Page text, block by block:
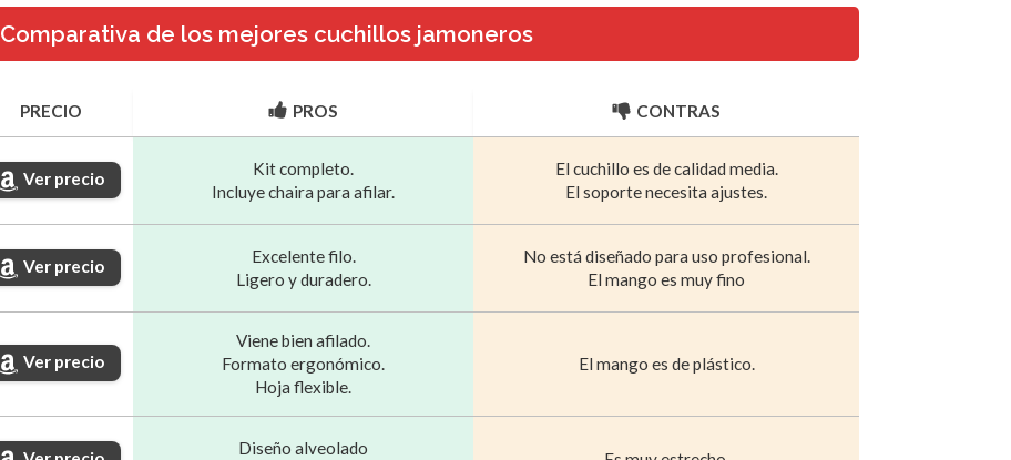
Comparativa de los mejores cuchillos jamoneros
PRECIO PROS CONTRAS
Ver precio
Kit completo.
Incluye chaira para afilar.
El cuchillo es de calidad media.
El soporte necesita ajustes.
Ver precio
Excelente filo.
Ligero y duradero.
No está diseñado para uso profesional.
El mango es muy fino
Ver precio
Viene bien afilado.
Formato ergonómico.
Hoja flexible.
El mango es de plástico.
Diseño alveolado